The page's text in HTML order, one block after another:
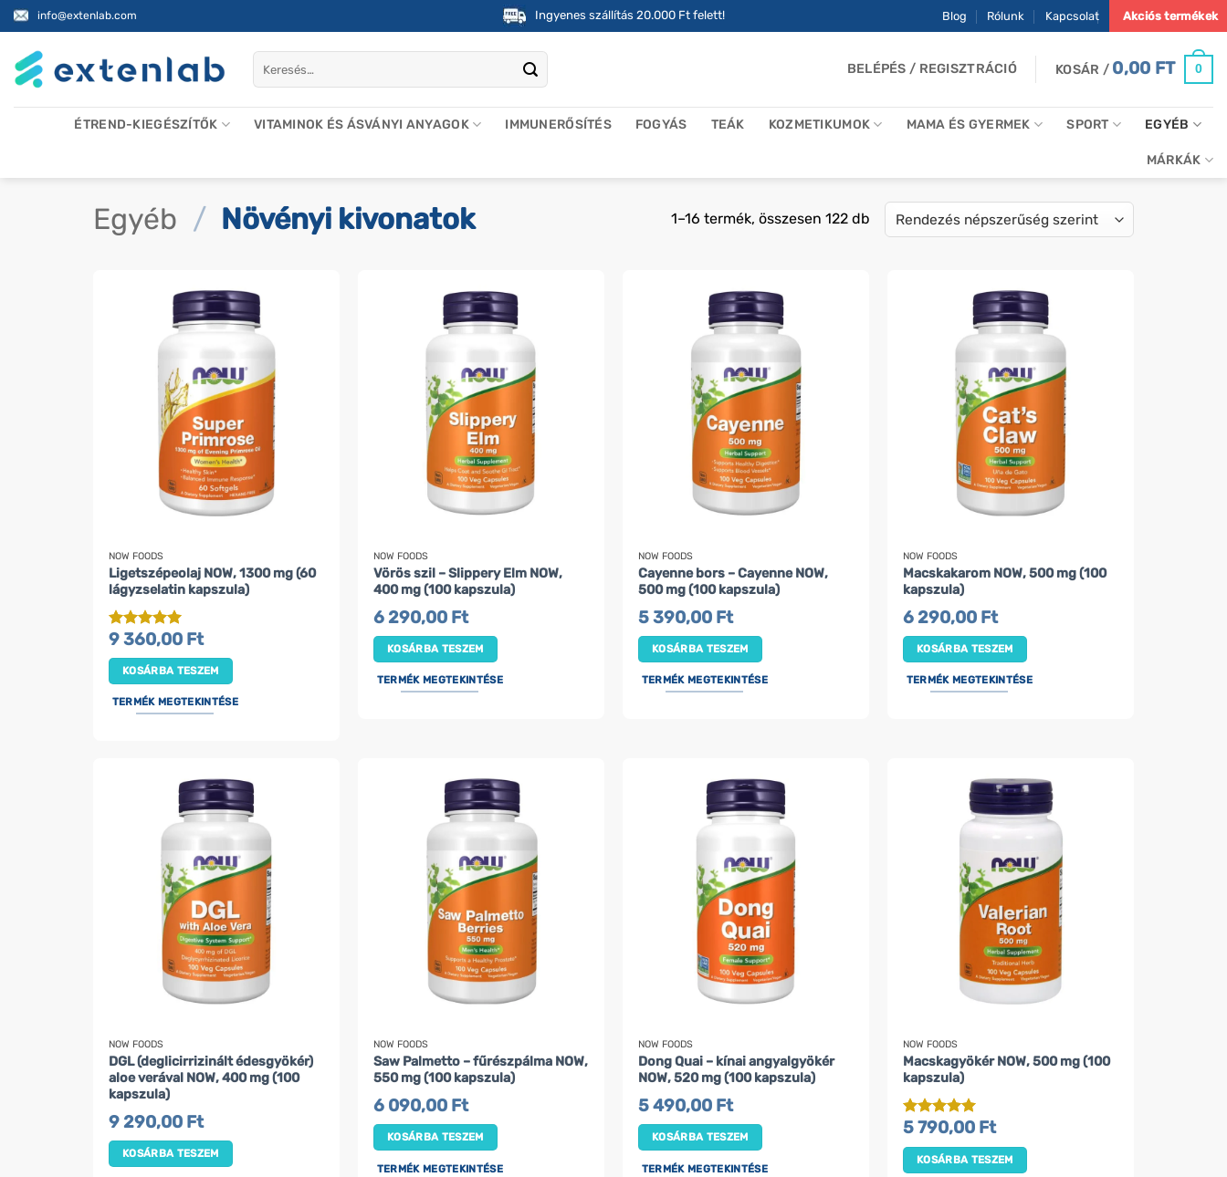
Skip
to
content
info@extenlab.com Ingyenes szállítás 20.000 Ft felett! Blog Rólunk Kapcsolat Akciós termékek
BELÉPÉS / REGISZTRÁCIÓ KOSÁR / 0,00 FT 0
ÉTREND-KIEGÉSZÍTŐK VITAMINOK ÉS ÁSVÁNYI ANYAGOK IMMUNERŐSÍTÉS FOGYÁS TEÁK KOZMETIKUMOK MAMA ÉS GYERMEK SPORT EGYÉB
MÁRKÁK
Egyéb / Növényi kivonatok 1–16 termék, összesen 122 dbSorted
NOW FOODS
Ligetszépeolaj NOW, 1300 mg (60
lágyzselatin kapszula)
Értékelés:5
9 360,00 Ft
KOSÁRBA TESZEM
TERMÉK MEGTEKINTÉSE
NOW FOODS
Vörös szil – Slippery Elm NOW,
400 mg (100 kapszula)
6 290,00 Ft
KOSÁRBA TESZEM
TERMÉK MEGTEKINTÉSE
NOW FOODS
Cayenne bors – Cayenne NOW,
500 mg (100 kapszula)
5 390,00 Ft
KOSÁRBA TESZEM
TERMÉK MEGTEKINTÉSE
NOW FOODS
Macskakarom NOW, 500 mg (100
kapszula)
6 290,00 Ft
KOSÁRBA TESZEM
TERMÉK MEGTEKINTÉSE
NOW FOODS
DGL (deglicirrizinált édesgyökér)
aloe verával NOW, 400 mg (100
kapszula)
9 290,00 Ft
KOSÁRBA TESZEM
NOW FOODS
Saw Palmetto – fűrészpálma NOW,
550 mg (100 kapszula)
6 090,00 Ft
KOSÁRBA TESZEM
TERMÉK MEGTEKINTÉSE
NOW FOODS
Dong Quai – kínai angyalgyökér
NOW, 520 mg (100 kapszula)
5 490,00 Ft
KOSÁRBA TESZEM
TERMÉK MEGTEKINTÉSE
NOW FOODS
Macskagyökér NOW, 500 mg (100
kapszula)
Értékelés:5
5 790,00 Ft
KOSÁRBA TESZEM